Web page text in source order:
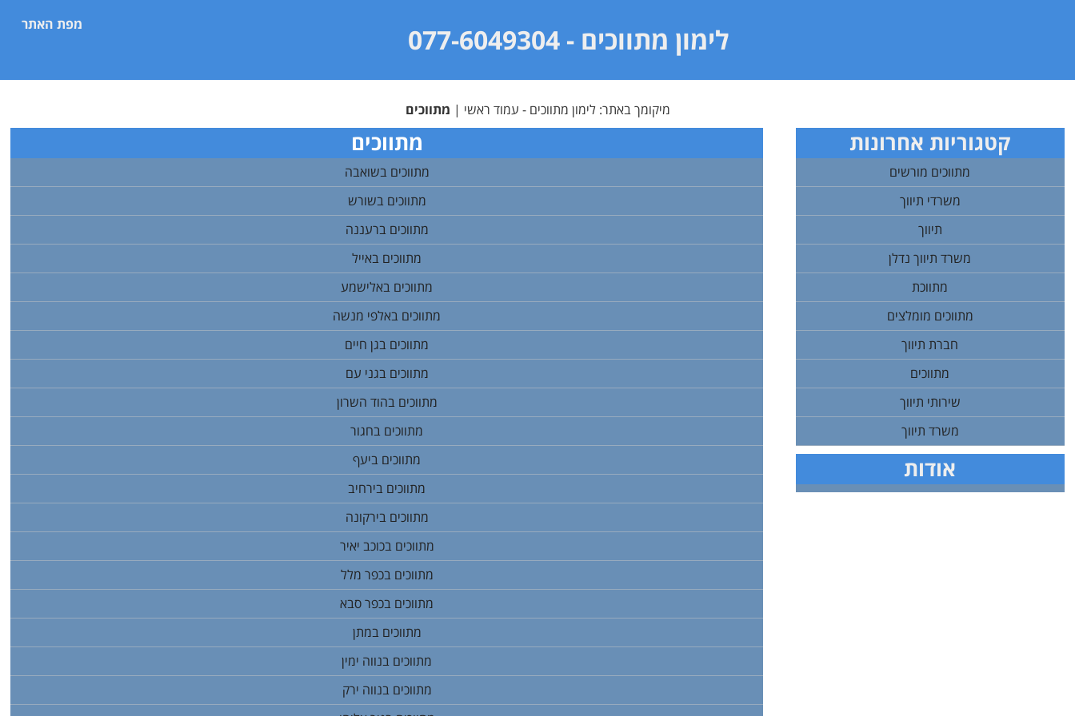
מפת האתר לימון מתווכים - 077-6049304
מיקומך באתר:לימון מתווכים - עמוד ראשי | מתווכים
מתווכים
מתווכים בשואבה
מתווכים בשורש
מתווכים ברעננה
מתווכים באייל
מתווכים באלישמע
מתווכים באלפי מנשה
מתווכים בגן חיים
מתווכים בגני עם
מתווכים בהוד השרון
מתווכים בחגור
מתווכים ביעף
מתווכים בירחיב
מתווכים בירקונה
מתווכים בכוכב יאיר
מתווכים בכפר מלל
מתווכים בכפר סבא
מתווכים במתן
מתווכים בנווה ימין
מתווכים בנווה ירק
קטגוריות אחרונות
מתווכים מורשים
משרדי תיווך
תיווך
משרד תיווך נדלן
מתווכת
מתווכים מומלצים
חברת תיווך
מתווכים
שירותי תיווך
משרד תיווך
אודות